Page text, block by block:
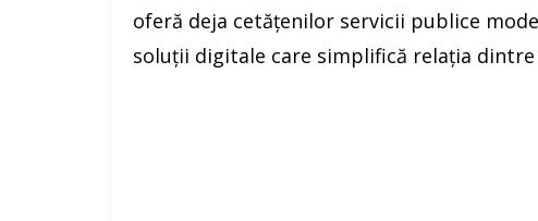
oferă deja cetățenilor servicii publice
soluții digitale care simplifică relația